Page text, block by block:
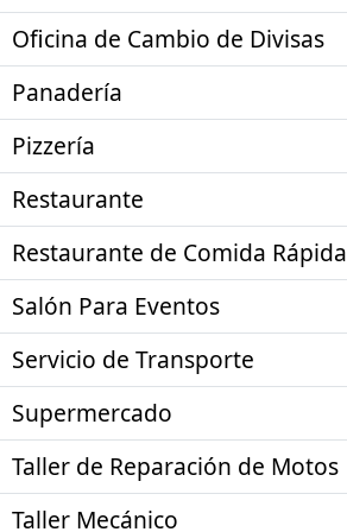
Oficina de Cambio de Divisas
Panadería
Pizzería
Restaurante
Restaurante de Comida Rápida
Salón Para Eventos
Servicio de Transporte
Supermercado
Taller de Reparación de Motos
Taller Mecánico